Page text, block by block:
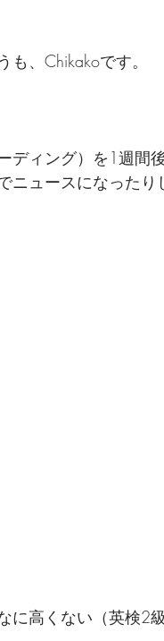
、Chikakoです。
ディング）を1週間
ニュースになったり
に高くない（英検2級